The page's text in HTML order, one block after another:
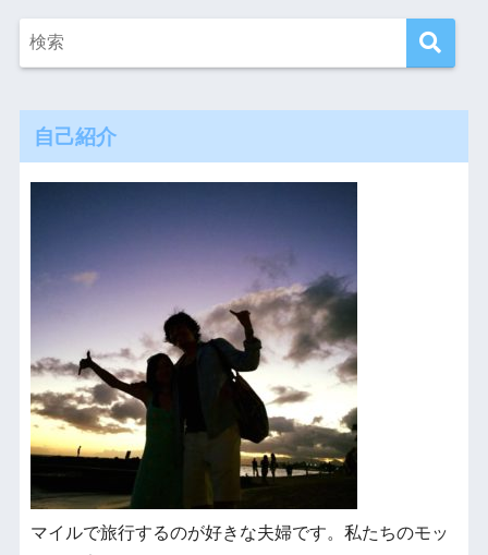
自己紹介
マイルで旅行するのが好きな夫婦です。私たちのモッ